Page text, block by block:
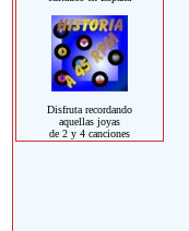
Disfruta recordando
aquellas joyas
de 2 y 4 canciones